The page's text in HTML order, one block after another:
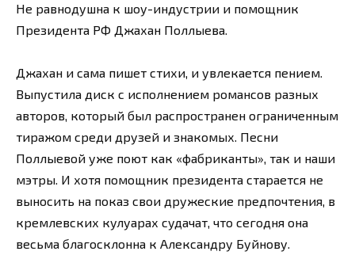
Не равнодушна к шоу-индустрии и помощник
Президента РФ Джахан Поллыева.
Джахан и сама пишет стихи, и увлекается пением.
Выпустила диск с исполнением романсов разных
авторов, который был распространен ограниченным
тиражом среди друзей и знакомых. Песни
Поллыевой уже поют как «фабриканты», так и наши
мэтры. И хотя помощник президента старается не
выносить на показ свои дружеские предпочтения, в
кремлевских кулуарах судачат, что сегодня она
весьма благосклонна к Александру Буйнову.